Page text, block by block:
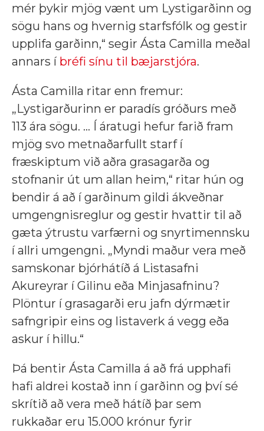
mér þykir mjög vænt um Lystigarðinn og
sögu hans og hvernig starfsfólk og gestir
upplifa garðinn,“ segir Ásta Camilla meðal
annars í bréfi sínu til bæjarstjóra.
Ásta Camilla ritar enn fremur:
„Lystigarðurinn er paradís gróðurs með
113 ára sögu. ... Í áratugi hefur farið fram
mjög svo metnaðarfullt starf í
fræskiptum við aðra grasagarða og
stofnanir út um allan heim,“ ritar hún og
bendir á að í garðinum gildi ákveðnar
umgengnisreglur og gestir hvattir til að
gæta ýtrustu varfærni og snyrtimennsku
í allri umgengni. „Myndi maður vera með
samskonar bjórhátíð á Listasafni
Akureyrar í Gilinu eða Minjasafninu?
Plöntur í grasagarði eru jafn dýrmætir
safngripir eins og listaverk á vegg eða
askur í hillu.“
Þá bentir Ásta Camilla á að frá upphafi
hafi aldrei kostað inn í garðinn og því sé
skrítið að vera með hátíð þar sem
rukkaðar eru 15.000 krónur fyrir